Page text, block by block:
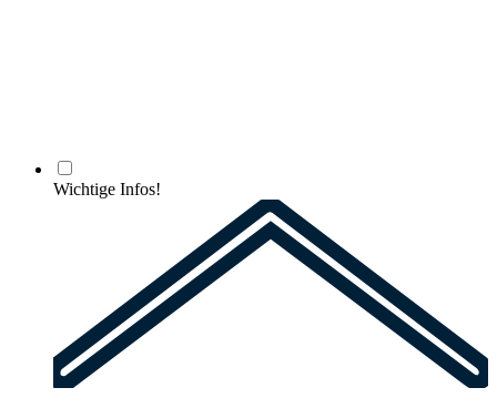
Wichtige Infos!